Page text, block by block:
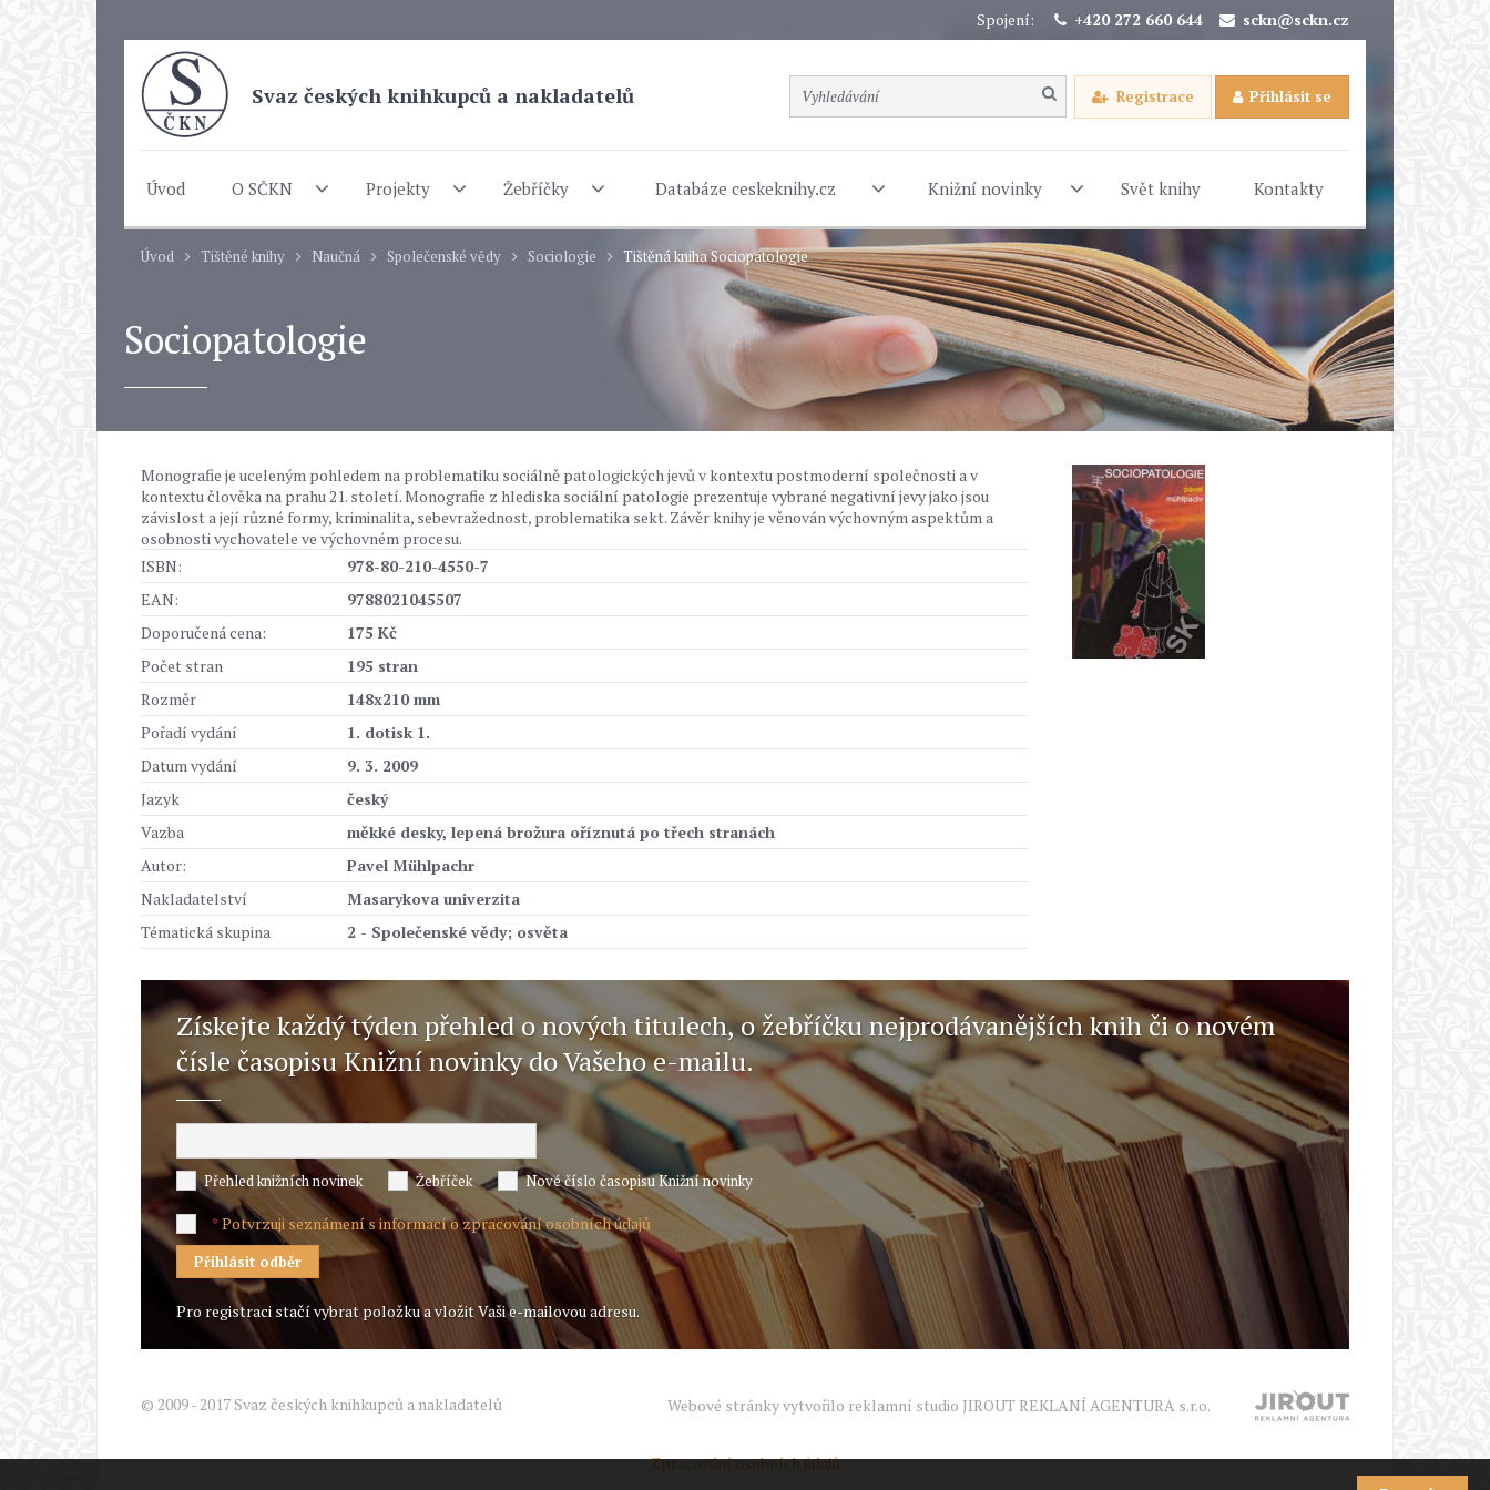
Spojení: +420 272 660 644 sckn@sckn.cz
Svaz českých knihkupců a nakladatelů Registrace Přihlásit se
Úvod O SČKN Projekty Žebříčky Databáze ceskeknihy.cz Knižní novinky Svět knihy Kontakty
Úvod Tištěné knihy Naučná Společenské vědy Sociologie Tištěná kniha Sociopatologie
Sociopatologie
Monografie je uceleným pohledem na problematiku sociálně patologických jevů v kontextu postmoderní společnosti a v
kontextu člověka na prahu 21. století. Monografie z hlediska sociální patologie prezentuje vybrané negativní jevy jako jsou
závislost a její různé formy, kriminalita, sebevražednost, problematika sekt. Závěr knihy je věnován výchovným aspektům a
osobnosti vychovatele ve výchovném procesu.
ISBN:
978-80-210-4550-7
EAN:
9788021045507
Doporučená cena:
175 Kč
Počet stran
195 stran
Rozměr
148x210 mm
Pořadí vydání
1. dotisk 1.
Datum vydání
9. 3. 2009
Jazyk
český
Vazba
měkké desky, lepená brožura oříznutá po třech stranách
Autor:
Pavel Mühlpachr
Nakladatelství
Masarykova univerzita
Tématická skupina
2 - Společenské vědy; osvěta
Získejte každý týden přehled o nových titulech, o žebříčku nejprodávanějších knih či o novém
čísle časopisu Knižní novinky do Vašeho e-mailu.
Přehled knižních novinek Žebříček Nové číslo časopisu Knižní novinky
*Potvrzuji seznámení s informací o zpracování osobních údajů
Pro registraci stačí vybrat položku a vložit Vaši e-mailovou adresu.
© 2009 - 2017 Svaz českých knihkupců a nakladatelů Webové stránky vytvořilo reklamní studio JIROUT REKLANÍ AGENTURA s.r.o.
Zpracování osobních údajů